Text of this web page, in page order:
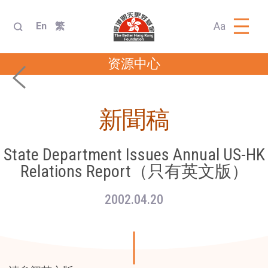
En 繁 Aa
资源中心
新聞稿
State Department Issues Annual US-HK
Relations Report（只有英文版）
2002.04.20